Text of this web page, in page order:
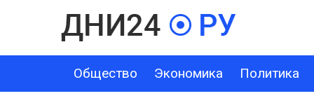
Общество Экономика Политика
ЭКОНОМИКА ПОЛИТИКА ШОУ-БИЗНЕС